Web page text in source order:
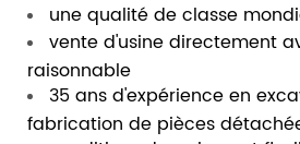
une qualité de classe
vente d'usine directement
raisonnable
35 ans d'expérience en
fabrication de pièces